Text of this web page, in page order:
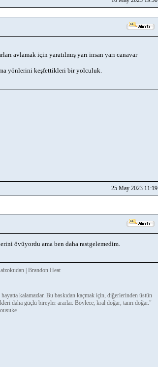
avlamak için yaratılmış yarı insan yarı canavar
yönlerini keşfettikleri bir yolculuk.
25 May 2023 11:19
övüyordu ama ben daha rastgelemedim.
| Brandon Heat
kalamazlar. Bu baskıdan kaçmak için, diğerlerinden üstün
daha güçlü bireyler ararlar. Böylece, kral doğar, tanrı doğar."